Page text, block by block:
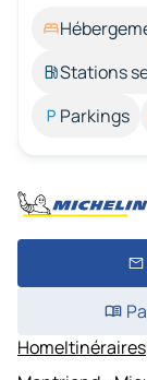
Stations
Parkings
HomeItinéraires